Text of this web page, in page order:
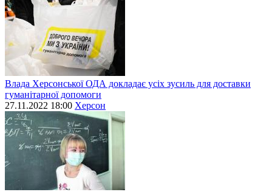
Влада Херсонської ОДА докладає усіх зусиль для доставки
гуманітарної допомоги
27.11.2022 18:00 Херсон